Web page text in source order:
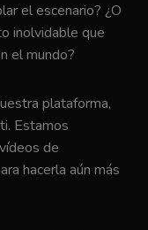
el escenario? ¿O
inolvidable que
el mundo?
plataforma,
Estamos
de
hacerla aún más